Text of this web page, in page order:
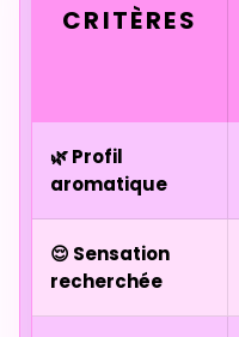
CRITÈRES
🌿 Profil
aromatique
😌 Sensation
recherchée